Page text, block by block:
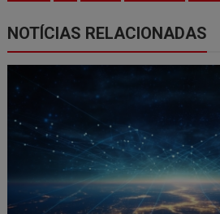
NOTÍCIAS RELACIONADAS